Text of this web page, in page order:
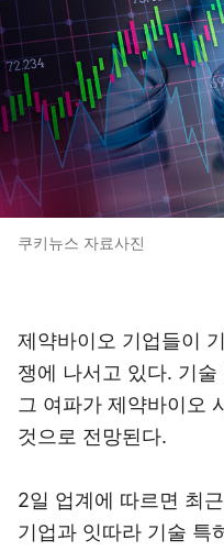
쿠키뉴스 자료사진
제약바이오 기업들이
쟁에 나서고 있다. 기
그 여파가 제약바이오
것으로 전망된다.
2일 업계에 따르면 최
기업과 잇따라 기술 특